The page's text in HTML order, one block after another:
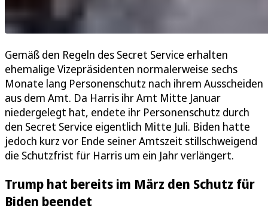
Gemäß den Regeln des Secret Service erhalten
ehemalige Vizepräsidenten normalerweise sechs
Monate lang Personenschutz nach ihrem Ausscheiden
aus dem Amt. Da Harris ihr Amt Mitte Januar
niedergelegt hat, endete ihr Personenschutz durch
den Secret Service eigentlich Mitte Juli. Biden hatte
jedoch kurz vor Ende seiner Amtszeit stillschweigend
die Schutzfrist für Harris um ein Jahr verlängert.
Trump hat bereits im März den Schutz für
Biden beendet